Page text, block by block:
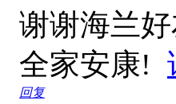
谢谢海兰
全家安康!
回复